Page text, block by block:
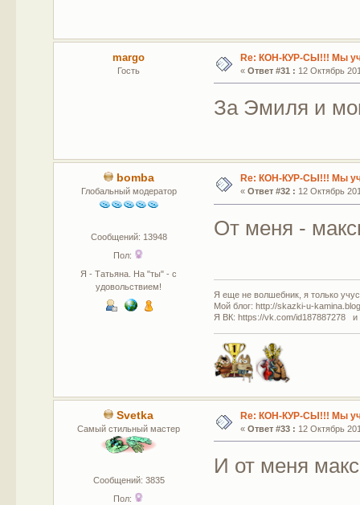
margo
Гость
Re: КОН-КУР-СЫ!!! Мы
« Ответ #31 : 12 Октябрь
За Эмиля и
bomba
Глобальный модератор
Сообщений: 13948
Пол:
Я - Татьяна. На "ты" - с
удовольствием!
Re: КОН-КУР-СЫ!!! Мы
« Ответ #32 : 12 Октябрь
От меня -
Я еще не волшебник, я только
Мой блог: http://skazki-u-
Я ВК: https://vk.com/id187887278 и
Svetka
Самый стильный мастер
Сообщений: 3835
Пол:
Re: КОН-КУР-СЫ!!! Мы
« Ответ #33 : 12 Октябрь
И от меня